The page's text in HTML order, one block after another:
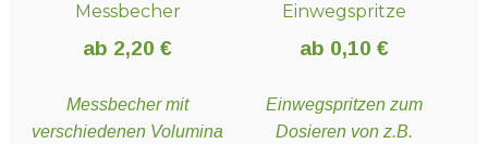
Messbecher
ab 2,20€
Messbecher mit
verschiedenen Volumina
Einwegspritze
ab 0,10 €
Einwegspritzen zum
Dosieren von z.B.